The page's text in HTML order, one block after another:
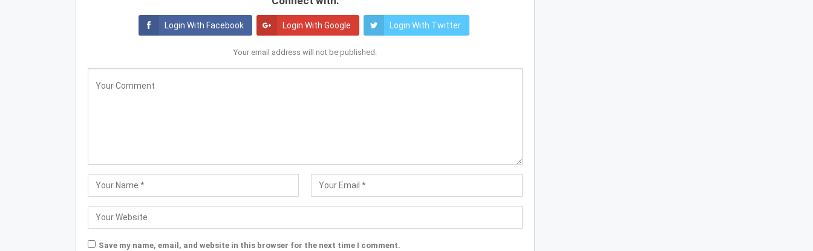
Login With Facebook Login With Google Login With Twitter
Your email address will not be published.
Save my name, email, and website in this browser for the next time I comment.